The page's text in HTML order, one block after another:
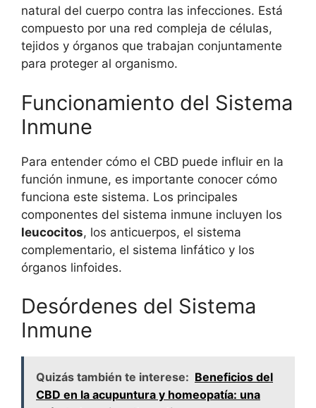
natural del cuerpo contra las infecciones. Está
compuesto por una red compleja de células,
tejidos y órganos que trabajan conjuntamente
para proteger al organismo.
Funcionamiento del Sistema
Inmune
Para entender cómo el CBD puede influir en la
función inmune, es importante conocer cómo
funciona este sistema. Los principales
componentes del sistema inmune incluyen los
leucocitos, los anticuerpos, el sistema
complementario, el sistema linfático y los
órganos linfoides.
Desórdenes del Sistema
Inmune
Quizás también te interese: Beneficios del
CBD en la acupuntura y homeopatía: una